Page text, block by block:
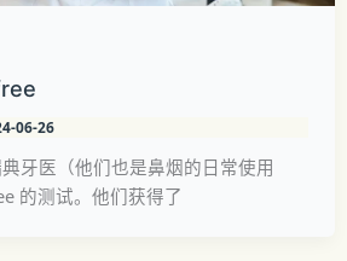
06-26
牙医（他们也是鼻烟的日常使用
的测试。他们获得了